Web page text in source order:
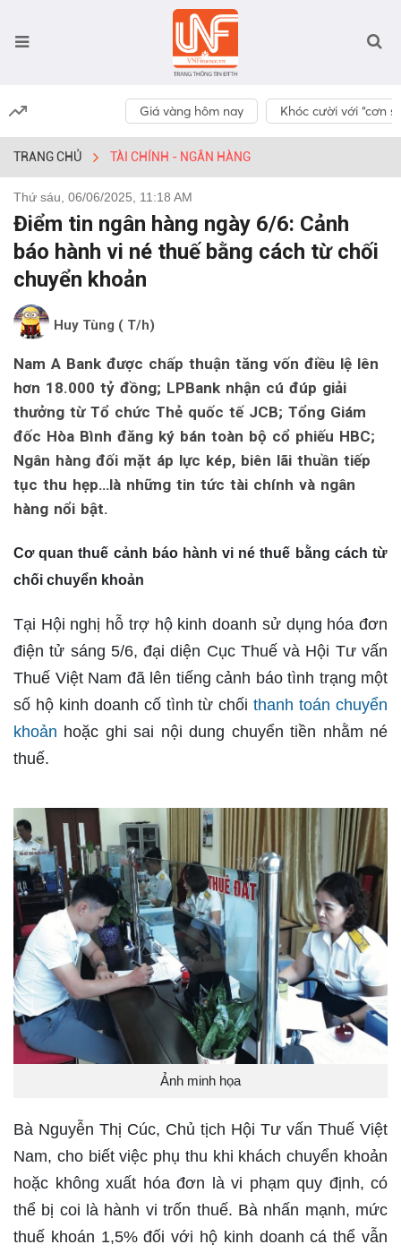
Giá vàng hôm nay Khóc cười với “cơn
TRANG CHỦ TÀI CHÍNH - NGÂN HÀNG
Thứ sáu, 06/06/2025, 11:18 AM
Điểm tin ngân hàng ngày 6/6: Cảnh
báo hành vi né thuế bằng cách từ chối
chuyển khoản
Huy Tùng ( T/h)
Nam A Bank được chấp thuận tăng vốn điều lệ lên
hơn 18.000 tỷ đồng; LPBank nhận cú đúp giải
thưởng từ Tổ chức Thẻ quốc tế JCB; Tổng Giám
đốc Hòa Bình đăng ký bán toàn bộ cổ phiếu HBC;
Ngân hàng đối mặt áp lực kép, biên lãi thuần tiếp
tục thu hẹp…là những tin tức tài chính và ngân
hàng nổi bật.
Cơ quan thuế cảnh báo hành vi né thuế bằng cách từ
chối chuyển khoản
Tại Hội nghị hỗ trợ hộ kinh doanh sử dụng hóa đơn
điện tử sáng 5/6, đại diện Cục Thuế và Hội Tư vấn
Thuế Việt Nam đã lên tiếng cảnh báo tình trạng một
số hộ kinh doanh cố tình từ chốithanh toán chuyển
khoản hoặc ghi sai nội dung chuyển tiền nhằm né
thuế.
Ảnh minh họa
Bà Nguyễn Thị Cúc, Chủ tịch Hội Tư vấn Thuế Việt
Nam, cho biết việc phụ thu khi khách chuyển khoản
hoặc không xuất hóa đơn là vi phạm quy định, có
thể bị coi là hành vi trốn thuế. Bà nhấn mạnh, mức
thuế khoán 1,5% đối với hộ kinh doanh cá thể vẫn